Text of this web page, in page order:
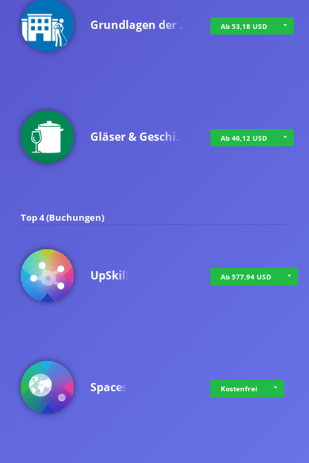
Grundlagen der … Ab 53,18 USD
Gläser & Geschi… Ab 46,12 USD
Top 4 (Buchungen)
UpSkill Ab 577,94 USD
Spaces Kostenfrei